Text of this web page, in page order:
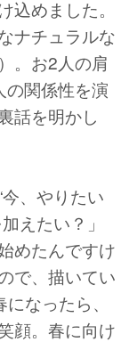
めました。
ナチュラルな
。お2人の肩
の関係性を演
話を明かし
、やりたい
えたい？」
めたんですけ
で、描いてい
なったら、
顔。春に向け